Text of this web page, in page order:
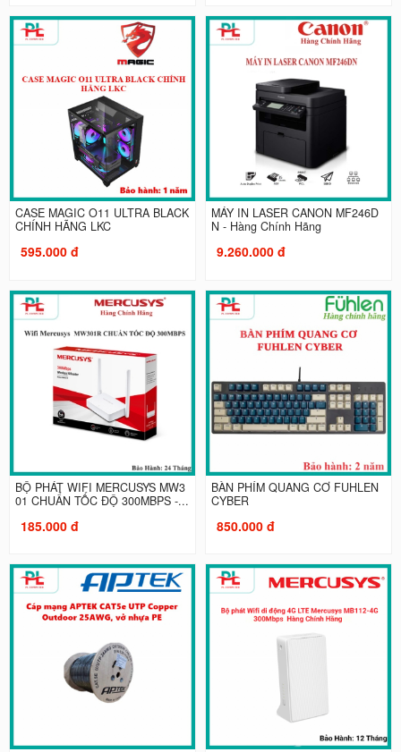
CASE MAGIC O11 ULTRA BLACK
CHÍNH HÃNG LKC
595.000 đ
MÁY IN LASER CANON MF246D
N - Hàng Chính Hãng
9.260.000 đ
BỘ PHÁT WIFI MERCUSYS MW3
01 CHUẨN TỐC ĐỘ 300MBPS -...
185.000 đ
BÀN PHÍM QUANG CƠ FUHLEN
CYBER
850.000 đ